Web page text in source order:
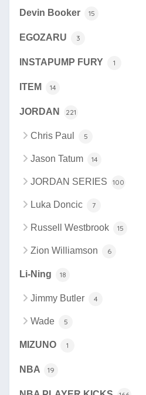
Devin Booker 15
EGOZARU 3
INSTAPUMP FURY 1
ITEM 14
JORDAN 221
Chris Paul 5
Jason Tatum 14
JORDAN SERIES 100
Luka Doncic 7
Russell Westbrook 15
Zion Williamson 6
Li-Ning 18
Jimmy Butler 4
Wade 5
MIZUNO 1
NBA 19